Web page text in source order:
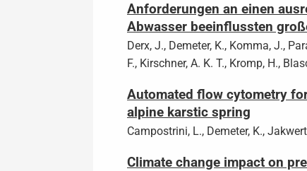
Anforderungen an einen
Abwasser beeinflussten
Derx, J., Demeter, K., Komma, J.,
F., Kirschner, A. K. T., Kromp, H.,
Automated flow cytometry
alpine karstic spring
Campostrini, L., Demeter, K.,
Climate change impact on